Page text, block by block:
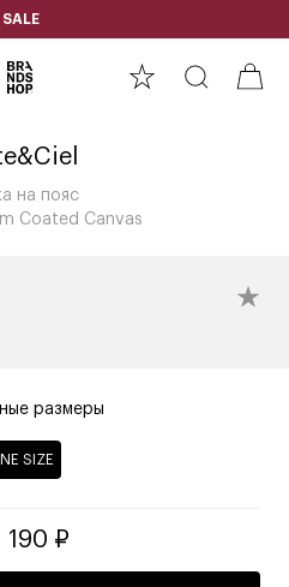
SALE
на пояс
Coated Canvas
размеры
SIZE
190 ₽